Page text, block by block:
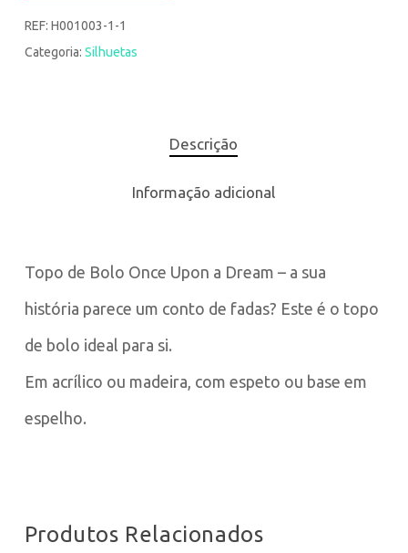
REF: H001003-1-1
Categoria: Silhuetas
Descrição
Informação adicional
Topo de Bolo Once Upon a Dream – a sua
história parece um conto de fadas? Este é o topo
de bolo ideal para si.
Em acrílico ou madeira, com espeto ou base em
espelho.
Produtos Relacionados